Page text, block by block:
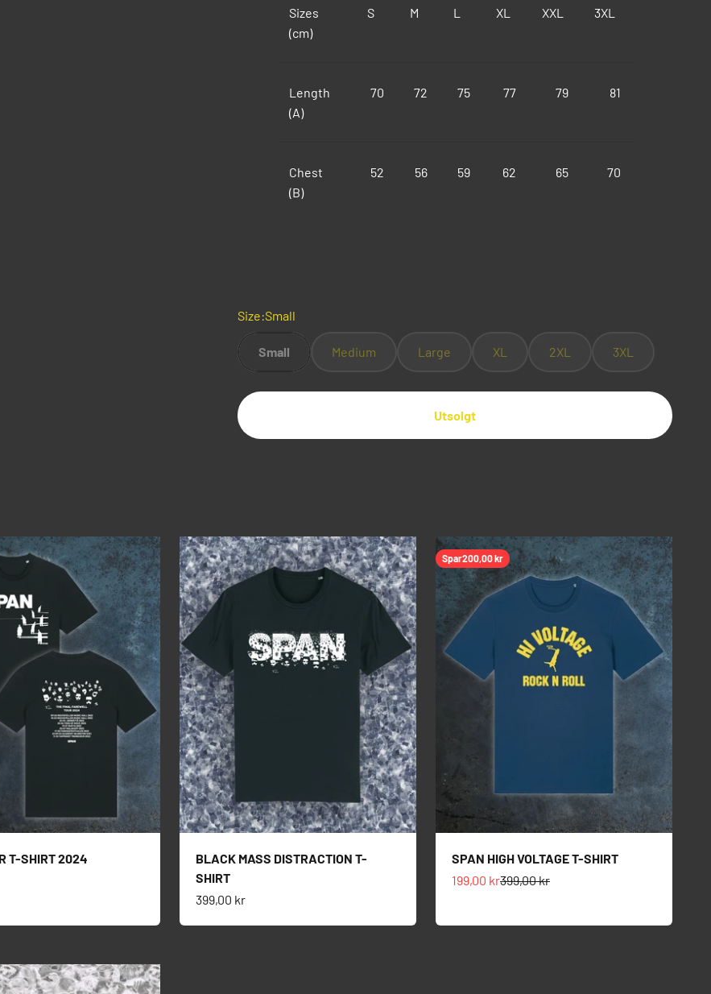
Sizes
(cm)
S M L XL XXL 3XL
Length
(A)
70 72 75 77 79 81
Chest
(B)
52 56 59 62 65 70
Size:Small
Small Medium Large XL 2XL 3XL
Utsolgt
T-SHIRT 2024
BLACK MASS DISTRACTION T-
SHIRT
Salgspris
399,00 kr
Spar200,00 kr
SPAN HIGH VOLTAGE T-SHIRT
Salgspris
199,00 krNormalpris
399,00 kr